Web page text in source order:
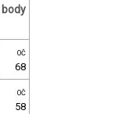
body
OČ
68
OČ
58